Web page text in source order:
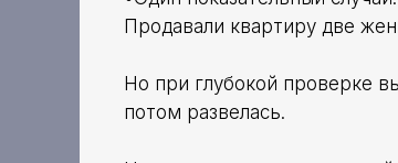
Продавали квартиру две
Но при глубокой проверке
потом развелась.